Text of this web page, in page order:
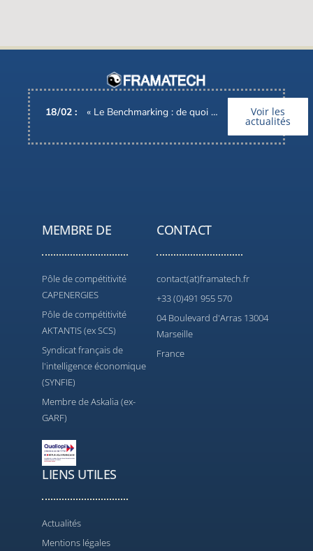
18/02 : « Le Benchmarking : de quoi parle-t-on ? », Interview d’Alain BARONI, Pdg de FRAMATECH Voir les
actualités
MEMBRE DE
Pôle de compétitivité
CAPENERGIES
Pôle de compétitivité
AKTANTIS (ex SCS)
Syndicat français de
l'intelligence économique
(SYNFIE)
Membre de Askalia (ex-
GARF)
CONTACT
contact(at)framatech.fr
+33 (0)491 955 570
04 Boulevard d'Arras 13004
Marseille
France
LIENS UTILES
Actualités
Mentions légales